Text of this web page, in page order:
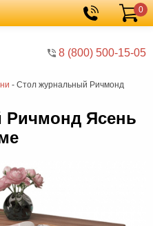
8 (800) 500-15-05
Корзина
0
- Стол журнальный Ричмонд
Ричмонд Ясень